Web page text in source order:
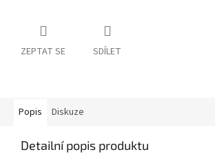
ZEPTAT SE SDÍLET
Popis Diskuze
Detailní popis produktu